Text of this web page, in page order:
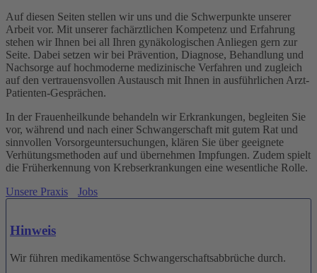
Auf diesen Seiten stellen wir uns und die Schwerpunkte unserer
Arbeit vor. Mit unserer fachärztlichen Kompetenz und Erfahrung
stehen wir Ihnen bei all Ihren gynäkologischen Anliegen gern zur
Seite. Dabei setzen wir bei Prävention, Diagnose, Behandlung und
Nachsorge auf hochmoderne medizinische Verfahren und zugleich
auf den vertrauensvollen Austausch mit Ihnen in ausführlichen Arzt-
Patienten-Gesprächen.
In der Frauenheilkunde behandeln wir Erkrankungen, begleiten Sie
vor, während und nach einer Schwangerschaft mit gutem Rat und
sinnvollen Vorsorgeuntersuchungen, klären Sie über geeignete
Verhütungsmethoden auf und übernehmen Impfungen. Zudem spielt
die Früherkennung von Krebserkrankungen eine wesentliche Rolle.
Unsere Praxis
Jobs
Hinweis
Wir führen medikamentöse Schwangerschaftsabbrüche durch.